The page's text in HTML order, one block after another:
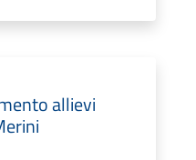
allievi